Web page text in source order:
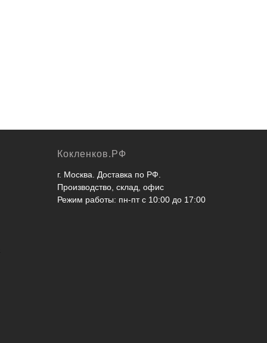
Кокленков.РФ
г. Москва. Доставка по РФ.
Производство, склад, офис
Режим работы: пн-пт с 10:00 до 17:00